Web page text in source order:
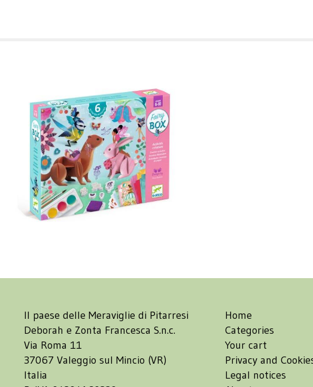
Il paese delle Meraviglie di Pitarresi
Deborah e Zonta Francesca S.n.c.
Via Roma 11
37067 Valeggio sul Mincio (VR)
Italia
Home
Categories
Your cart
Privacy and
Legal notices